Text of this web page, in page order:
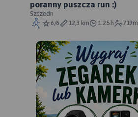
poranny puszcza run :)
Szczecin
6/6
12,3 km 1:25 h 719m